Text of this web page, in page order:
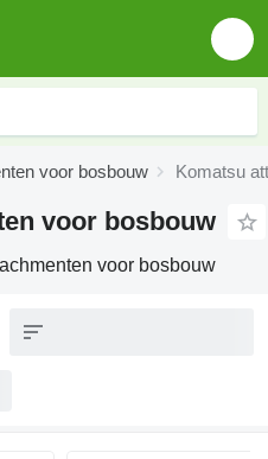
voor bosbouw Komatsu
voor bosbouw
voor bosbouw